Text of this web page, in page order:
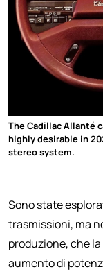
The Cadillac Allanté
highly desirable in
stereo system.
Sono state
trasmissioni, ma
produzione, che
aumento di